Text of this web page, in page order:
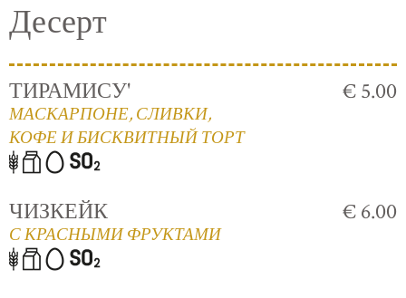
Десерт
ТИРАМИСУ'
МАСКАРПОНЕ, СЛИВКИ,
КОФЕ И БИСКВИТНЫЙ ТОРТ
€ 5.00
ЧИЗКЕЙК
С КРАСНЫМИ ФРУКТАМИ
€ 6.00